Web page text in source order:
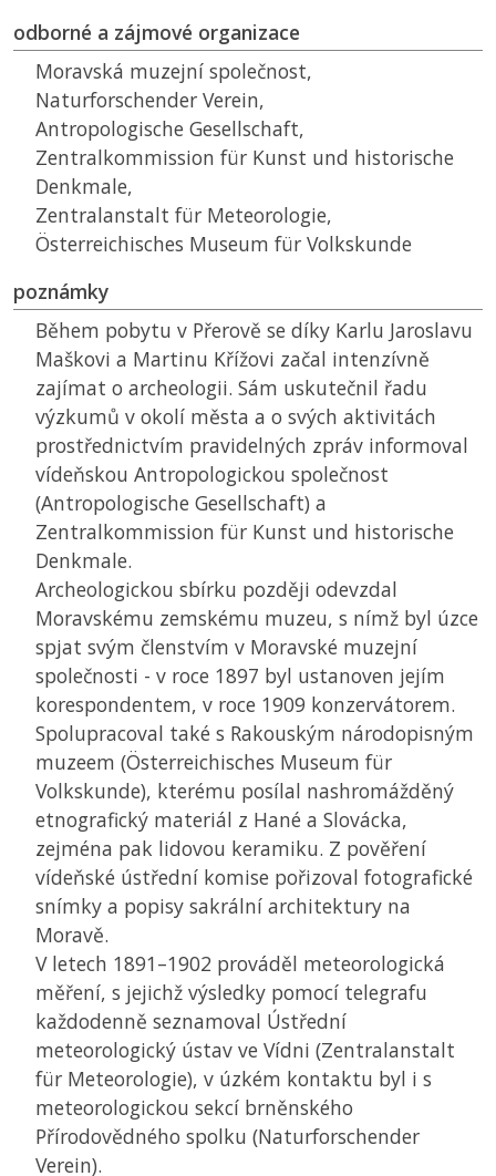
odborné a zájmové organizace
Moravská muzejní společnost,
Naturforschender Verein,
Antropologische Gesellschaft,
Zentralkommission für Kunst und historische
Denkmale,
Zentralanstalt für Meteorologie,
Österreichisches Museum für Volkskunde
poznámky
Během pobytu v Přerově se díky Karlu Jaroslavu
Maškovi a Martinu Křížovi začal intenzívně
zajímat o archeologii. Sám uskutečnil řadu
výzkumů v okolí města a o svých aktivitách
prostřednictvím pravidelných zpráv informoval
vídeňskou Antropologickou společnost
(Antropologische Gesellschaft) a
Zentralkommission für Kunst und historische
Denkmale.
Archeologickou sbírku později odevzdal
Moravskému zemskému muzeu, s nímž byl úzce
spjat svým členstvím v Moravské muzejní
společnosti - v roce 1897 byl ustanoven jejím
korespondentem, v roce 1909 konzervátorem.
Spolupracoval také s Rakouským národopisným
muzeem (Österreichisches Museum für
Volkskunde), kterému posílal nashromážděný
etnografický materiál z Hané a Slovácka,
zejména pak lidovou keramiku. Z pověření
vídeňské ústřední komise pořizoval fotografické
snímky a popisy sakrální architektury na
Moravě.
V letech 1891–1902 prováděl meteorologická
měření, s jejichž výsledky pomocí telegrafu
každodenně seznamoval Ústřední
meteorologický ústav ve Vídni (Zentralanstalt
für Meteorologie), v úzkém kontaktu byl i s
meteorologickou sekcí brněnského
Přírodovědného spolku (Naturforschender
Verein).